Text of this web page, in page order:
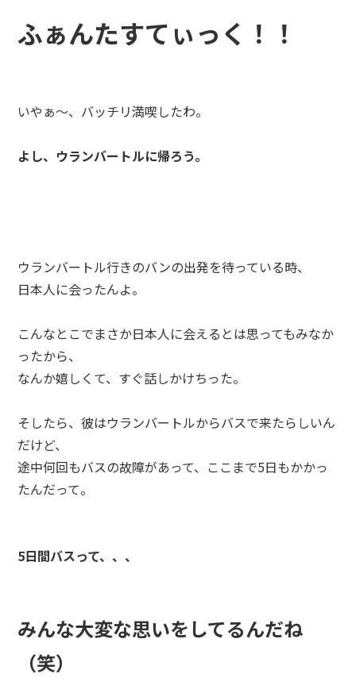
ふぁんたすてぃっく！！
いやぁ～、バッチリ満喫したわ。
よし、ウランバートルに帰ろう。
ウランバートル行きのバンの出発を待っている時、
日本人に会ったんよ。
こんなとこでまさか日本人に会えるとは思ってもみなか
ったから、
なんか嬉しくて、すぐ話しかけちった。
そしたら、彼はウランバートルからバスで来たらしいん
だけど、
途中何回もバスの故障があって、ここまで5日もかかっ
たんだって。
5日間バスって、、、
みんな大変な思いをしてるんだね
（笑）